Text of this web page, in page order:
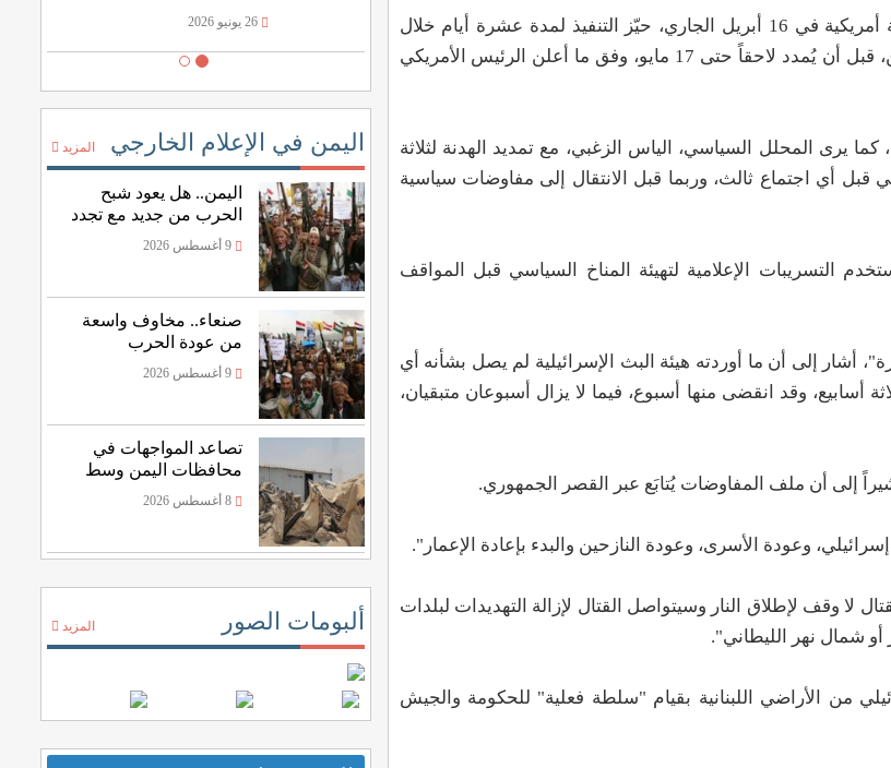
ويأتي ذلك بعدما دخل وقف إطلاق النار، الذي تم التوصل إليه بوساطة أمريكية في 16 أبريل الجاري، حيّز التنفيذ لمدة عشرة أيام خلال
الجولة الأولى من المحادثات المباشرة بين لبنان وإسرائيل في واشنطن، قبل أن يُمدد لاحقاً حتى 17 مايو، وفق ما أعلن الرئيس الأمريكي
كما يرى المحلل السياسي، الياس الزغبي، مع تمديد الهدنة لثلاثة
أي اجتماع ثالث، وربما قبل الانتقال إلى مفاوضات سياسية
التسريبات الإعلامية لتهيئة المناخ السياسي قبل المواقف
أشار إلى أن ما أوردته هيئة البث الإسرائيلية لم يصل بشأنه أي
أسابيع، وقد انقضى منها أسبوع، فيما لا يزال أسبوعان متبقيان،
إلى أن ملف المفاوضات يُتابَع عبر القصر الجمهوري.
وعودة الأسرى، وعودة النازحين والبدء بإعادة الإعمار".
لا وقف لإطلاق النار وسيتواصل القتال لإزالة التهديدات لبلدات
شمال نهر الليطاني".
من الأراضي اللبنانية بقيام "سلطة فعلية" للحكومة والجيش
26 يونيو 2026
اليمن في الإعلام الخارجي المزيد
اليمن.. هل يعود شبح
الحرب من جديد مع تجدد
المواجهات العسكرية؟9 أغسطس 2026
صنعاء.. مخاوف واسعة
من عودة الحرب
9 أغسطس 2026
تصاعد المواجهات في
محافظات اليمن وسط
حركة نزوح8 أغسطس 2026
ألبومات الصور المزيد